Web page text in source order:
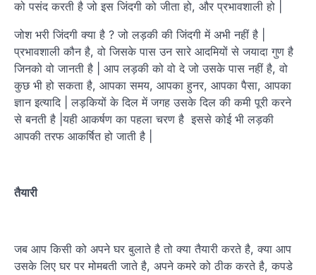
को पसंद करती है जो इस जिंदगी को जीता हो, और प्रभावशाली हो |
जोश भरी जिंदगी क्या है ? जो लड़की की जिंदगी में अभी नहीं है |
प्रभावशाली कौन है, वो जिसके पास उन सारे आदमियों से जयादा गुण है
जिनको वो जानती है | आप लड़की को वो दे जो उसके पास नहीं है, वो
कुछ भी हो सकता है, आपका समय, आपका हुनर, आपका पैसा, आपका
ज्ञान इत्यादि | लड़कियों के दिल में जगह उसके दिल की कमी पूरी करने
से बनती है |यही आकर्षण का पहला चरण है इससे कोई भी लड़की
आपकी तरफ आकर्षित हो जाती है |
तैयारी
जब आप किसी को अपने घर बुलाते है तो क्या तैयारी करते है, क्या आप
उसके लिए घर पर मोमबती जाते है, अपने कमरे को ठीक करते है, कपडे